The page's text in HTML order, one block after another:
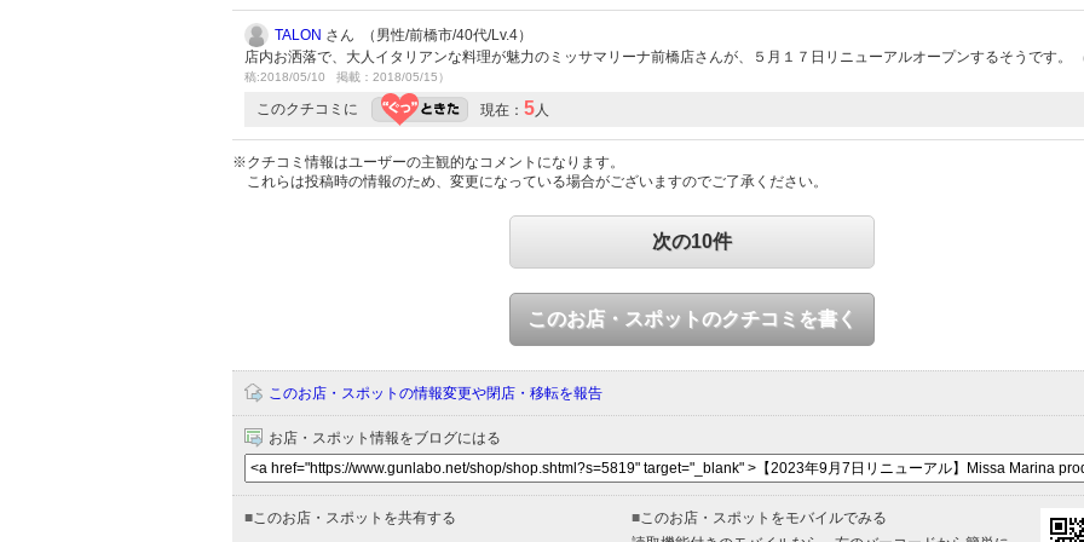
TALON さん （男性/前橋市/40代/Lv.4）
店内お洒落で、大人イタリアンな料理が魅力のミッサマリーナ前橋店さんが、５月１７日リニューアルオープンするそうです。
稿:2018/05/10 掲載：2018/05/15）
このクチコミに 現在： 5人
※クチコミ情報はユーザーの主観的なコメントになります。
これらは投稿時の情報のため、変更になっている場合がございますのでご了承ください。
次の10件
このお店・スポットのクチコミを書く
このお店・スポットの情報変更や閉店・移転を報告
お店・スポット情報をブログにはる
■このお店・スポットを共有する ■このお店・スポットをモバイルでみる